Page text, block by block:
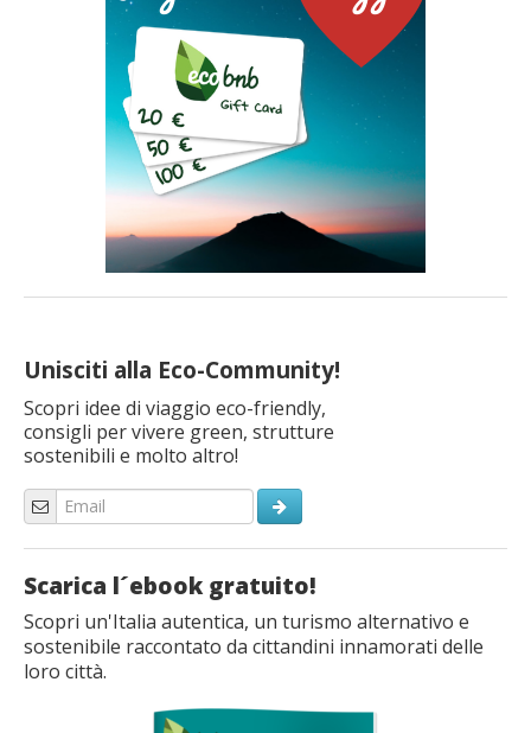
Unisciti alla Eco-Community!
Scopri idee di viaggio eco-friendly,
consigli per vivere green, strutture
sostenibili e molto altro!
Scarica l´ebook gratuito!
Scopri un'Italia autentica, un turismo alternativo e
sostenibile raccontato da cittandini innamorati delle
loro città.